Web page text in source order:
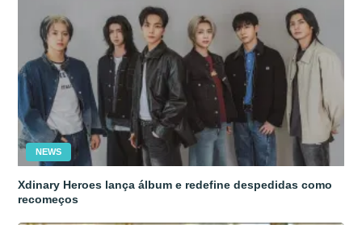
NEWS
Xdinary Heroes lança álbum e redefine despedidas como
recomeços